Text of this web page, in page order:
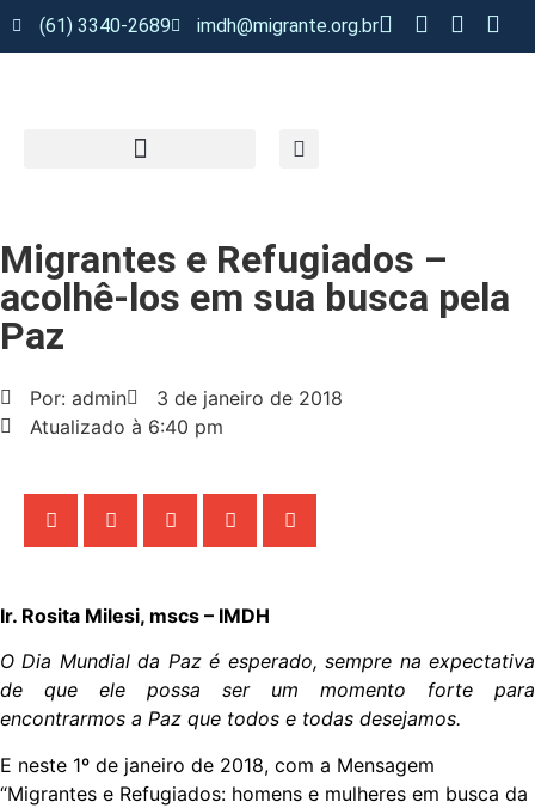
(61) 3340-2689 imdh@migrante.org.br
Migrantes e Refugiados –
acolhê-los em sua busca pela
Paz
Por: admin
3 de janeiro de 2018
Atualizado à 6:40 pm
Ir. Rosita Milesi, mscs – IMDH
O Dia Mundial da Paz é esperado, sempre na expectativa
de que ele possa ser um momento forte para
encontrarmos a Paz que todos e todas desejamos.
E neste 1º de janeiro de 2018, com a Mensagem
“Migrantes e Refugiados: homens e mulheres em busca da